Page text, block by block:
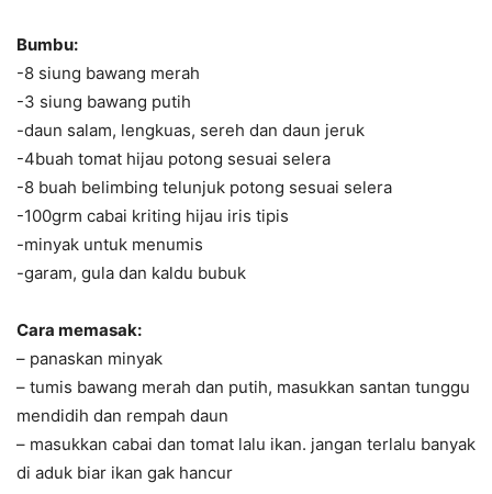
Bumbu:
-8 siung bawang merah
-3 siung bawang putih
-daun salam, lengkuas, sereh dan daun jeruk
-4buah tomat hijau potong sesuai selera
-8 buah belimbing telunjuk potong sesuai selera
-100grm cabai kriting hijau iris tipis
-minyak untuk menumis
-garam, gula dan kaldu bubuk
Cara memasak:
– panaskan minyak
– tumis bawang merah dan putih, masukkan santan tunggu
mendidih dan rempah daun
– masukkan cabai dan tomat lalu ikan. jangan terlalu banyak
di aduk biar ikan gak hancur